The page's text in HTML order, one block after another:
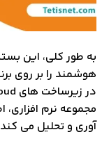
به طور کلی، این
هوشمند را بر روی
مجموعه نرم افزاری،
آوری و تحلیل می